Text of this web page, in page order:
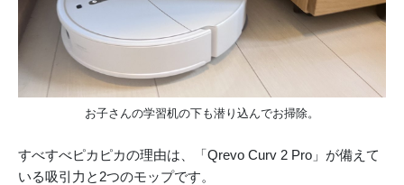
お子さんの学習机の下も潜り込んでお掃除。
すべすべピカピカの理由は、「Qrevo Curv 2 Pro」が備えて
いる吸引力と2つのモップです。